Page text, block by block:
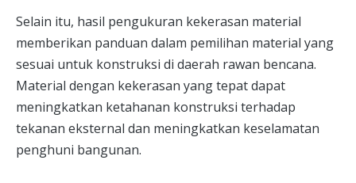
Selain itu, hasil pengukuran kekerasan material
memberikan panduan dalam pemilihan material yang
sesuai untuk konstruksi di daerah rawan bencana.
Material dengan kekerasan yang tepat dapat
meningkatkan ketahanan konstruksi terhadap
tekanan eksternal dan meningkatkan keselamatan
penghuni bangunan.